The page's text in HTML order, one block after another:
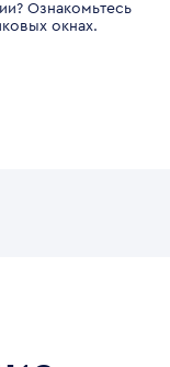
Ознакомьтесь
окнах.